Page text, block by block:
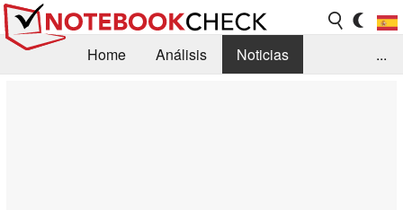
Home Análisis
Noticias
...